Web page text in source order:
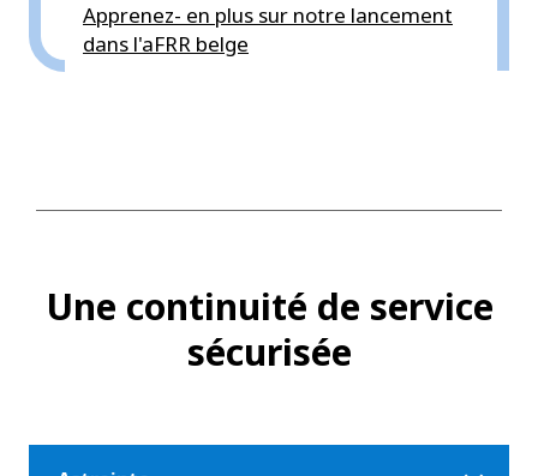
Apprenez- en plus sur notre lancement
dans l'aFRR belge
Une continuité de service
sécurisée